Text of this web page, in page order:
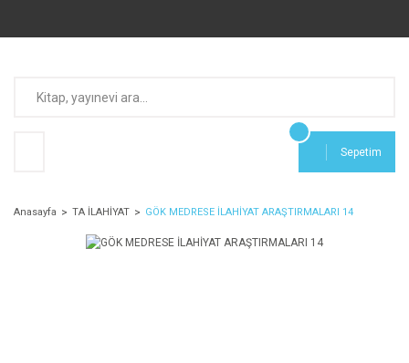
Sepetim
Anasayfa TA İLAHİYAT GÖK MEDRESE İLAHİYAT ARAŞTIRMALARI 14